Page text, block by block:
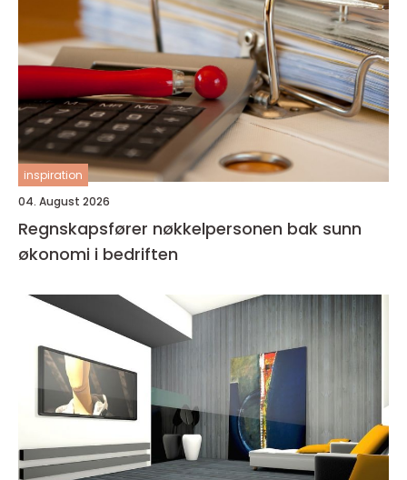
inspiration
04. August 2026
Regnskapsfører nøkkelpersonen bak sunn
økonomi i bedriften